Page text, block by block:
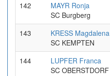
142
MAYR Ronja
SC Burgberg
143
KRESS Magdalena
SC KEMPTEN
144
LUPFER Franca
SC OBERSTDORF